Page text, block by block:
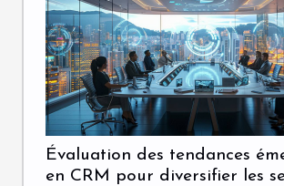
Évaluation des tendances
en CRM pour diversifier les